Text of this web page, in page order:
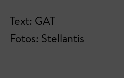
Text: GAT
Fotos: Stellantis